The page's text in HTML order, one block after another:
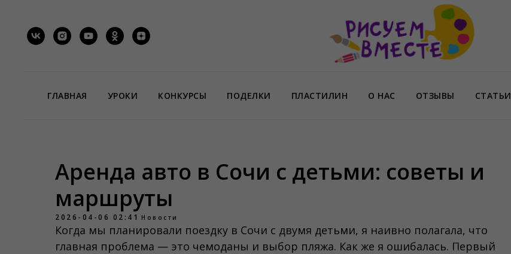
ГЛАВНАЯ УРОКИ КОНКУРСЫ ПОДЕЛКИ ПЛАСТИЛИН О НАС ОТЗЫВЫ СТАТЬИ
Аренда авто в Сочи с детьми: советы и
маршруты
2026-04-06 02:41 Новости
Когда мы планировали поездку в Сочи с двумя детьми, я наивно полагала, что
главная проблема — это чемоданы и выбор пляжа. Как же я ошибалась. Первый